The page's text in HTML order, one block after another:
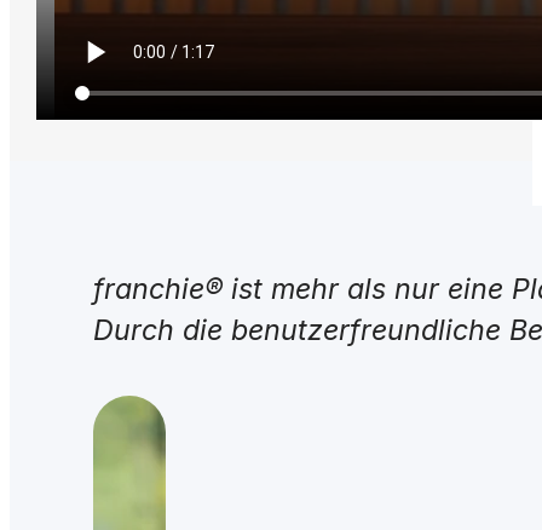
franchie® ist mehr als nur eine
Durch die benutzerfreundliche